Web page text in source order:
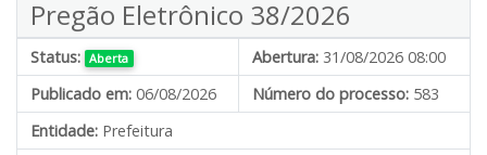
Pregão Eletrônico 38/2026
Status: Aberta Abertura: 31/08/2026 08:00
Publicado em: 06/08/2026 Número do processo: 583
Entidade: Prefeitura